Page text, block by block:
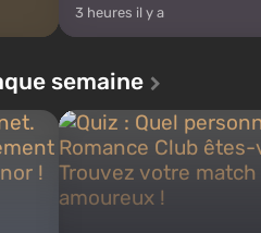
3 heures il y a
semaine